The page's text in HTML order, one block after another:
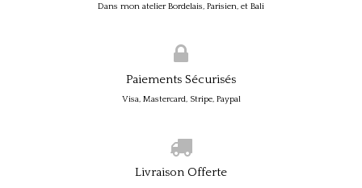
Dans mon atelier Bordelais, Parisien, et Bali
Paiements Sécurisés
Visa, Mastercard, Stripe, Paypal
Livraison Offerte